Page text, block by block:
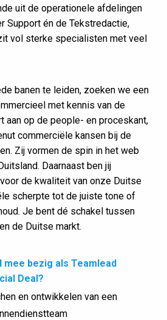
uit de operationele afdelingen
Support én de Tekstredactie,
vol sterke specialisten met veel
banen te leiden, zoeken we een
met kennis van de
aan op de people- en proceskant,
commerciële kansen bij de
Zij vormen de spin in het web
Daarnaast ben jij
de kwaliteit van onze Duitse
scherpte tot de juiste tone of
Je bent dé schakel tussen
de Duitse markt.
mee bezig als Teamlead
Deal?
en ontwikkelen van een